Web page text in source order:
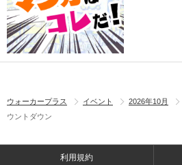
ウォーカープラス イベント 2026年10月
ウントダウン
利用規約